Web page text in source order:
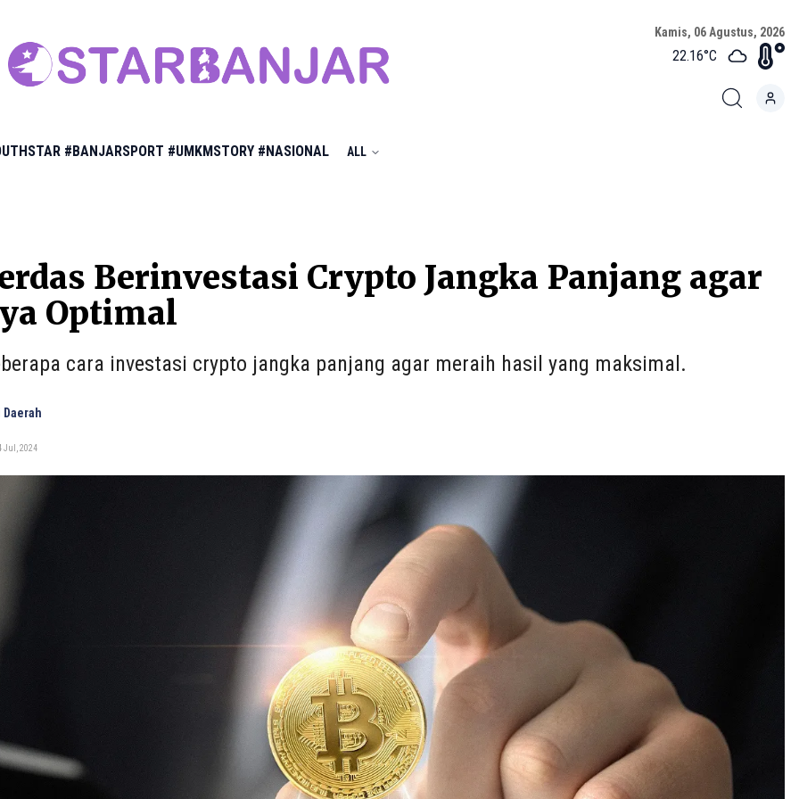
Kamis, 06 Agustus, 2026
22.16°C
#BANJARSPORT #UMKMSTORY #NASIONAL ALL
Berinvestasi Crypto Jangka Panjang agar
Optimal
cara investasi crypto jangka panjang agar meraih hasil yang maksimal.
Daerah
Jul, 2024